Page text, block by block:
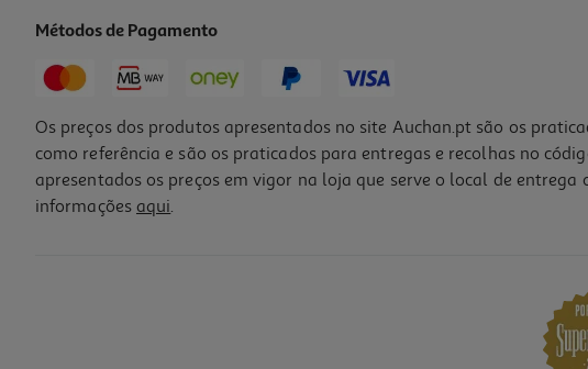
Métodos de Pagamento
Os preços dos produtos apresentados no site Auchan.pt são os
como referência e são os praticados para entregas e recolhas no
apresentados os preços em vigor na loja que serve o local de
informações aqui.